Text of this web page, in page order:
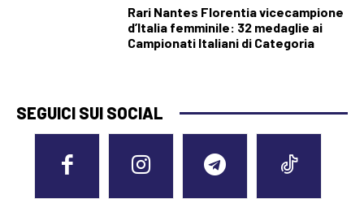
Rari Nantes Florentia vicecampione
d’Italia femminile: 32 medaglie ai
Campionati Italiani di Categoria
SEGUICI SUI SOCIAL